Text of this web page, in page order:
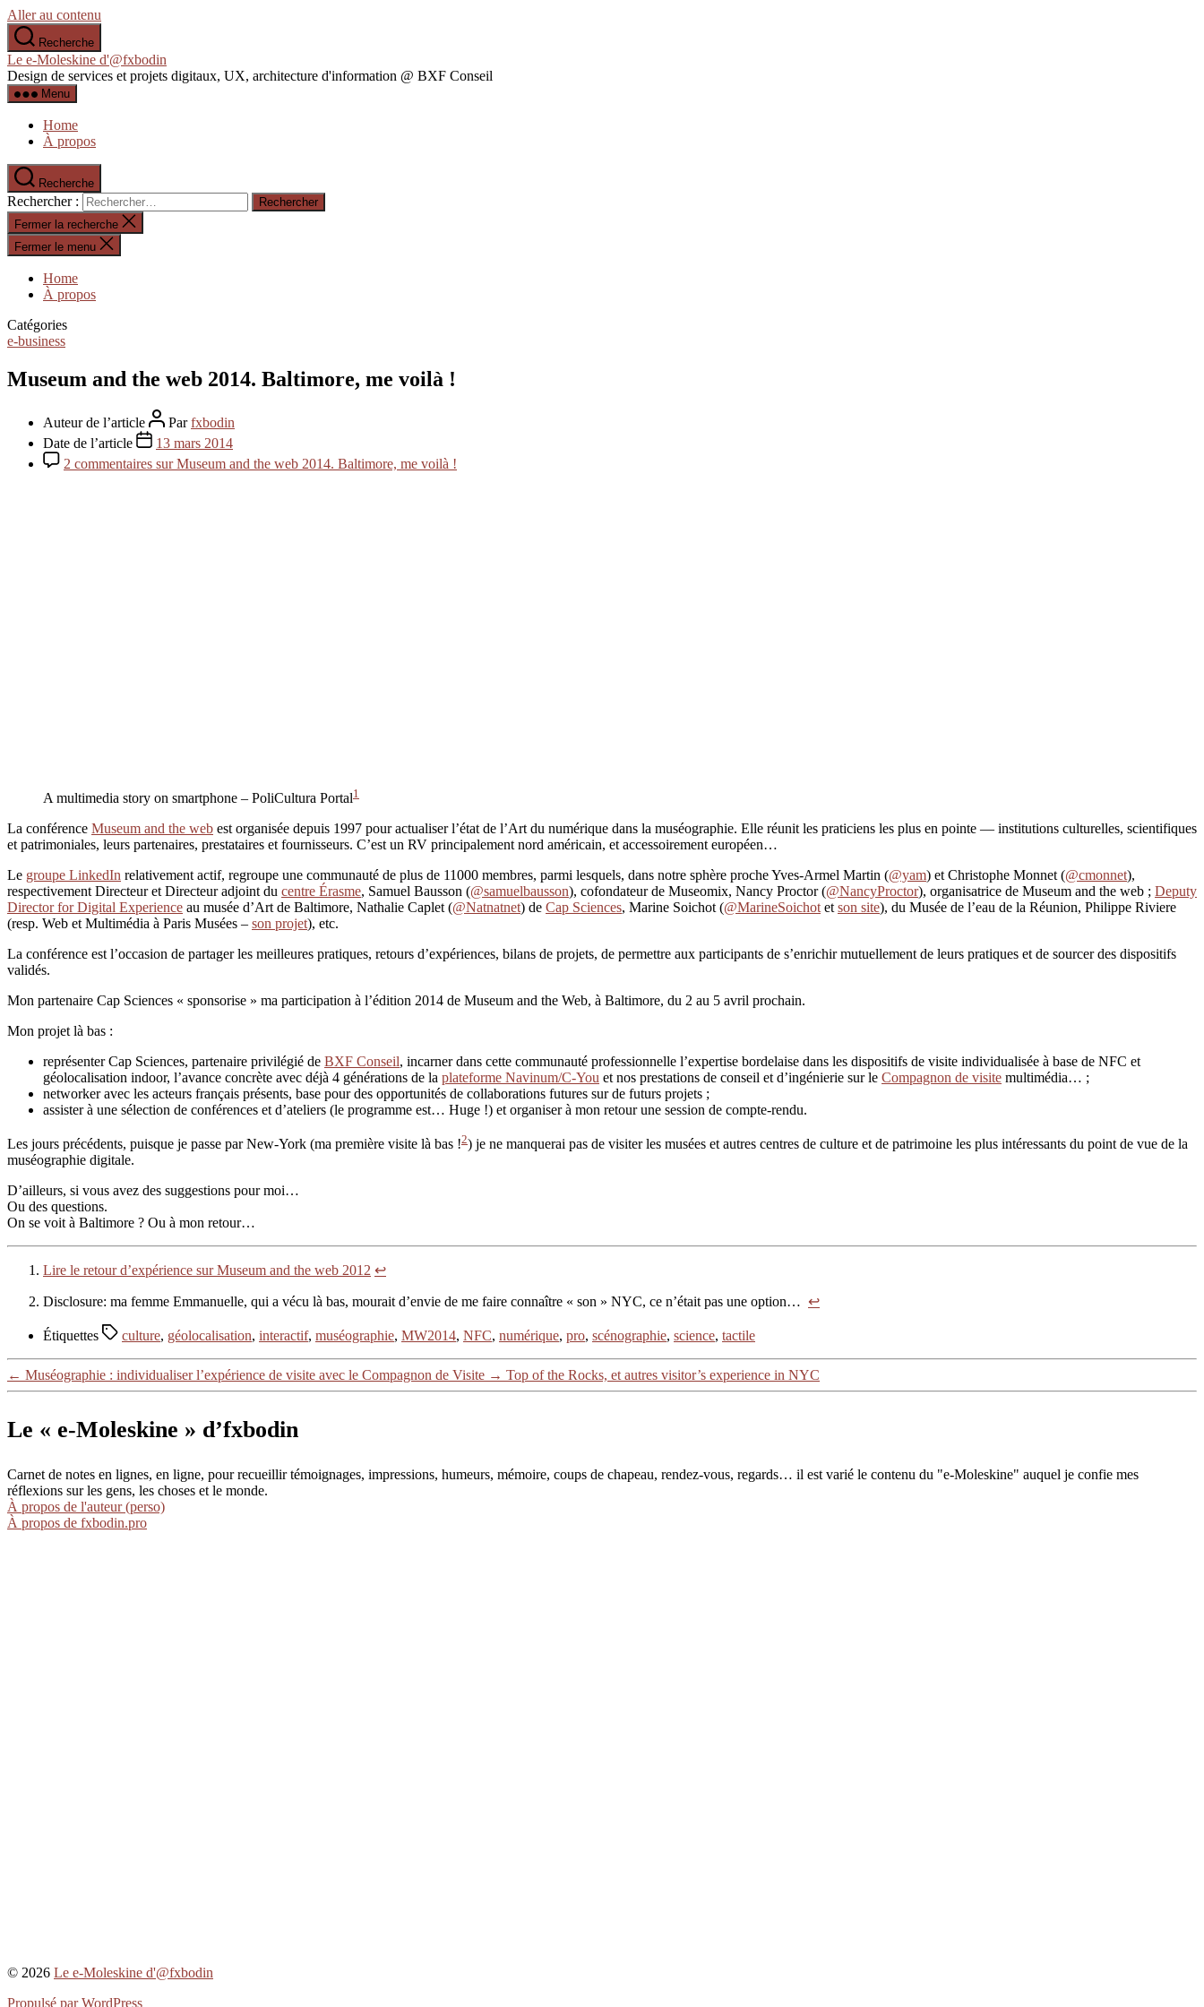
Aller au contenu
Recherche
Le e-Moleskine d'@fxbodin
Design de services et projets digitaux, UX, architecture d'information @ BXF Conseil
Menu
Home
À propos
Recherche
Rechercher :
Fermer la recherche
Fermer le menu
Home
À propos
Catégories
e-business
Museum and the web 2014. Baltimore, me voilà !
Auteur de l’article Parfxbodin
Date de l’article
13 mars 2014
2 commentaires sur Museum and the web 2014. Baltimore, me voilà !
A multimedia story on smartphone – PoliCultura Portal1
La conférence Museum and the web est organisée depuis 1997 pour actualiser l’état de l’Art du numérique dans la muséographie. Elle réunit les praticiens les plus en pointe — institutions culturelles, scientifiques
et patrimoniales, leurs partenaires, prestataires et fournisseurs. C’est un RV principalement nord américain, et accessoirement européen…
Le groupe LinkedIn relativement actif, regroupe une communauté de plus de 11000 membres, parmi lesquels, dans notre sphère proche Yves-Armel Martin (@yam) et Christophe Monnet (@cmonnet),
respectivement Directeur et Directeur adjoint du centre Érasme, Samuel Bausson (@samuelbausson), cofondateur de Museomix, Nancy Proctor (@NancyProctor), organisatrice de Museum and the web ; Deputy
Director for Digital Experience au musée d’Art de Baltimore, Nathalie Caplet (@Natnatnet) de Cap Sciences, Marine Soichot (@MarineSoichot et son site), du Musée de l’eau de la Réunion, Philippe Riviere
(resp. Web et Multimédia à Paris Musées – son projet), etc.
La conférence est l’occasion de partager les meilleures pratiques, retours d’expériences, bilans de projets, de permettre aux participants de s’enrichir mutuellement de leurs pratiques et de sourcer des dispositifs
validés.
Mon partenaire Cap Sciences « sponsorise » ma participation à l’édition 2014 de Museum and the Web, à Baltimore, du 2 au 5 avril prochain.
Mon projet là bas :
représenter Cap Sciences, partenaire privilégié de BXF Conseil, incarner dans cette communauté professionnelle l’expertise bordelaise dans les dispositifs de visite individualisée à base de NFC et
géolocalisation indoor, l’avance concrète avec déjà 4 générations de la plateforme Navinum/C-You et nos prestations de conseil et d’ingénierie sur le Compagnon de visite multimédia… ;
networker avec les acteurs français présents, base pour des opportunités de collaborations futures sur de futurs projets ;
assister à une sélection de conférences et d’ateliers (le programme est… Huge !) et organiser à mon retour une session de compte-rendu.
Les jours précédents, puisque je passe par New-York (ma première visite là bas !2) je ne manquerai pas de visiter les musées et autres centres de culture et de patrimoine les plus intéressants du point de vue de la
muséographie digitale.
D’ailleurs, si vous avez des suggestions pour moi…
Ou des questions.
On se voit à Baltimore ? Ou à mon retour…
Lire le retour d’expérience sur Museum and the web 2012 ↩
Disclosure: ma femme Emmanuelle, qui a vécu là bas, mourait d’envie de me faire connaître « son » NYC, ce n’était pas une option… ↩
Étiquettes culture, géolocalisation, interactif, muséographie, MW2014, NFC, numérique, pro, scénographie, science, tactile
← Muséographie : individualiser l’expérience de visite avec le Compagnon de Visite → Top of the Rocks, et autres visitor’s experience in NYC
Le « e-Moleskine » d’fxbodin
Carnet de notes en lignes, en ligne, pour recueillir témoignages, impressions, humeurs, mémoire, coups de chapeau, rendez-vous, regards… il est varié le contenu du "e-Moleskine" auquel je confie mes
réflexions sur les gens, les choses et le monde.
À propos de l'auteur (perso)
À propos de fxbodin.pro
© 2026 Le e-Moleskine d'@fxbodin
Propulsé par WordPress